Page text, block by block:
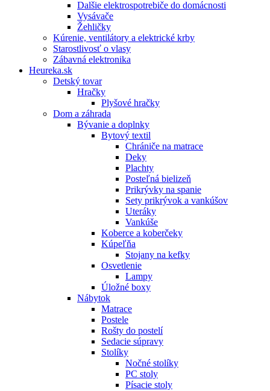
Dalšie elektrospotrebiče do domácnosti
Vysávače
Žehličky
Kúrenie, ventilátory a elektrické krby
Starostlivosť o vlasy
Zábavná elektronika
Heureka.sk
Detský tovar
Hračky
Plyšové hračky
Dom a záhrada
Bývanie a doplnky
Bytový textil
Chrániče na matrace
Deky
Plachty
Posteľná bielizeň
Prikrývky na spanie
Sety prikrývok a vankúšov
Uteráky
Vankúše
Koberce a koberčeky
Kúpeľňa
Stojany na kefky
Osvetlenie
Lampy
Úložné boxy
Nábytok
Matrace
Postele
Rošty do postelí
Sedacie súpravy
Stolíky
Nočné stolíky
PC stoly
Písacie stoly